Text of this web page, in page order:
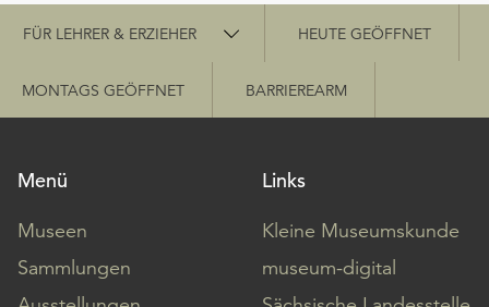
Schnellzugriff
FÜR LEHRER & ERZIEHER HEUTE GEÖFFNET
MONTAGS GEÖFFNET BARRIEREARM
Menü
Museen
Sammlungen
Links
Kleine Museumskunde
museum-digital